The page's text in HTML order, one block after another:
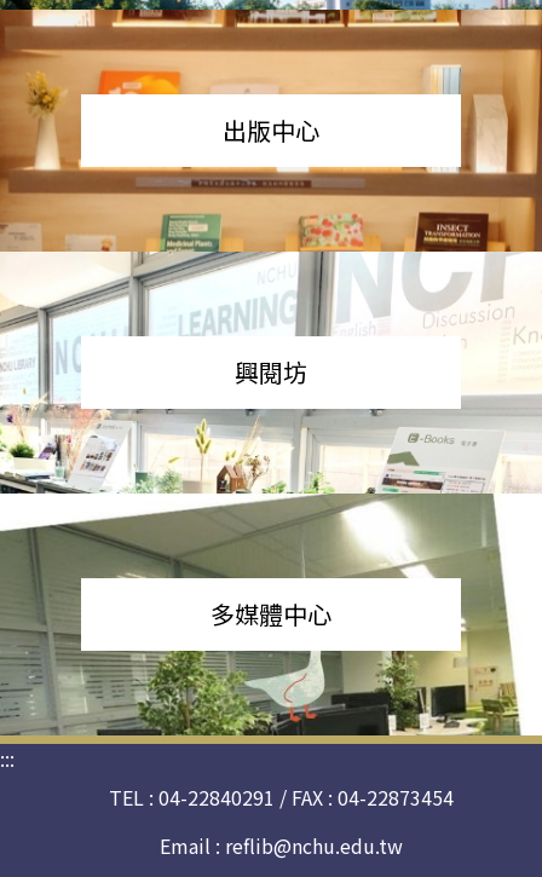
出版中心
興閱坊
多媒體中心
:::
TEL : 04-22840291 / FAX : 04-22873454
Email : reflib@nchu.edu.tw